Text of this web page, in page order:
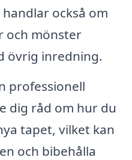
också om
och mönster
övrig inredning.
professionell
dig råd om hur du
tapet, vilket kan
och bibehålla